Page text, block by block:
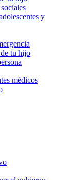
y
tu hijo
médicos